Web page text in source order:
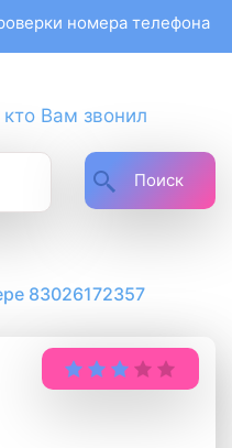
номера телефона
кто Вам звонил
Поиск
83026172357